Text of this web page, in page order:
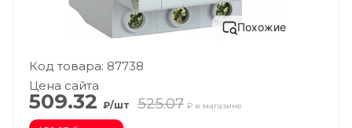
Похожие
Код товара: 87738
Цена сайта
509.32 ₽/шт 525.07 ₽ в магазине